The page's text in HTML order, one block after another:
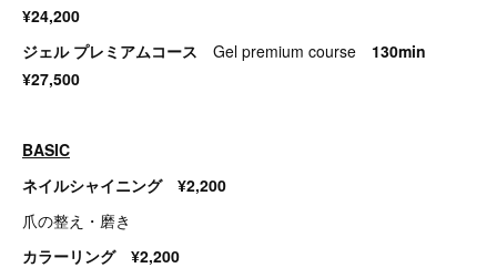
¥24,200
ジェル プレミアムコース Gel premium course 130min
¥27,500
BASIC
ネイルシャイニング ¥2,200
爪の整え・磨き
カラーリング ¥2,200